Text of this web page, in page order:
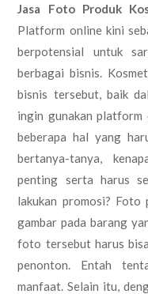
Jasa Foto Produk
Platform online kini
berpotensial untuk
berbagai bisnis.
bisnis tersebut, baik
ingin gunakan platform
beberapa hal yang
bertanya-tanya,
penting serta harus
lakukan promosi? Foto
gambar pada barang
foto tersebut harus
penonton. Entah
manfaat. Selain itu,